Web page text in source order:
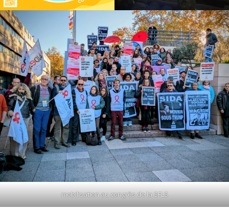
mobilisation au congrès de la SFLS